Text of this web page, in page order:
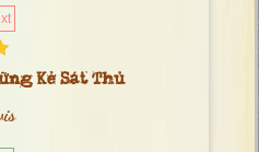
Kẻ Sát Thủ